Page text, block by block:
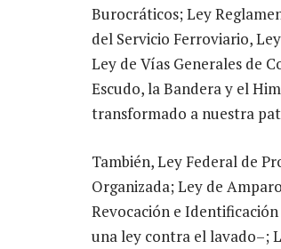
Burocráticos; Ley
del Servicio Ferroviario,
Ley de Vías Generales de
Escudo, la Bandera y el
transformado a nuestra
También, Ley Federal de
Organizada; Ley de
Revocación e
una ley contra el lavado–;